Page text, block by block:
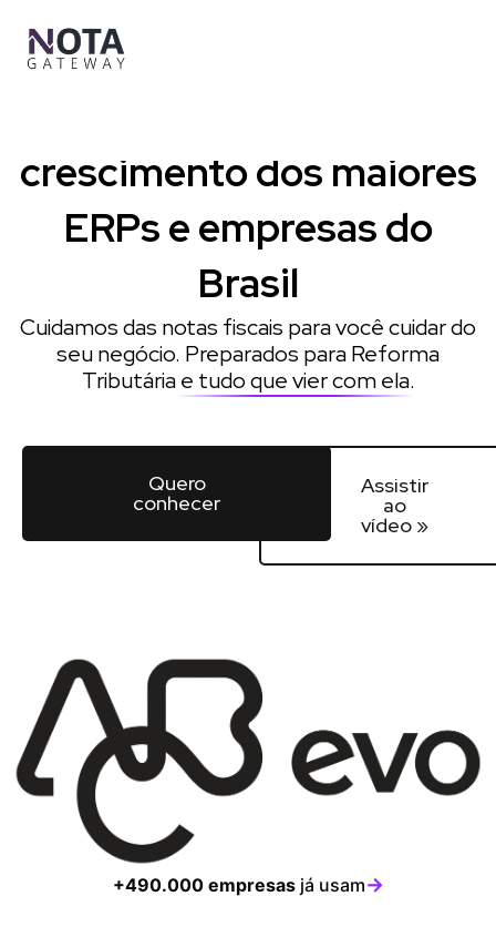
para
crescimento dos maiores
ERPs e empresas do
Brasil
Cuidamos das notas fiscais para você cuidar do
seu negócio. Preparados para Reforma
Tributáriae tudo que vier com ela.
Quero
conhecer
Assistir
ao
vídeo »
+490.000 empresas já usam→